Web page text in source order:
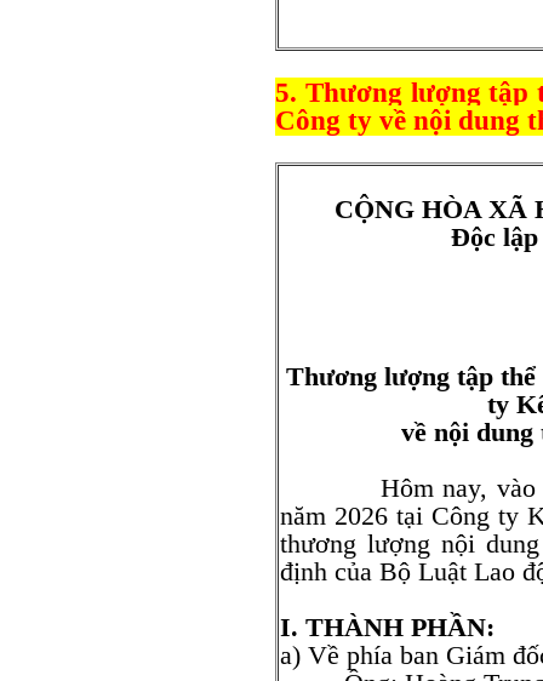
5. Thương lượng tập
Công ty về nội dung
CỘNG HÒA
Độc
Thương lượng tập
ty
về nội dung
Hôm nay, vào lúc
năm 2026 tại Công ty
thương lượng nội
định của Bộ Luật Lao
I. THÀNH PHẦN:
a) Về phía ban Giám